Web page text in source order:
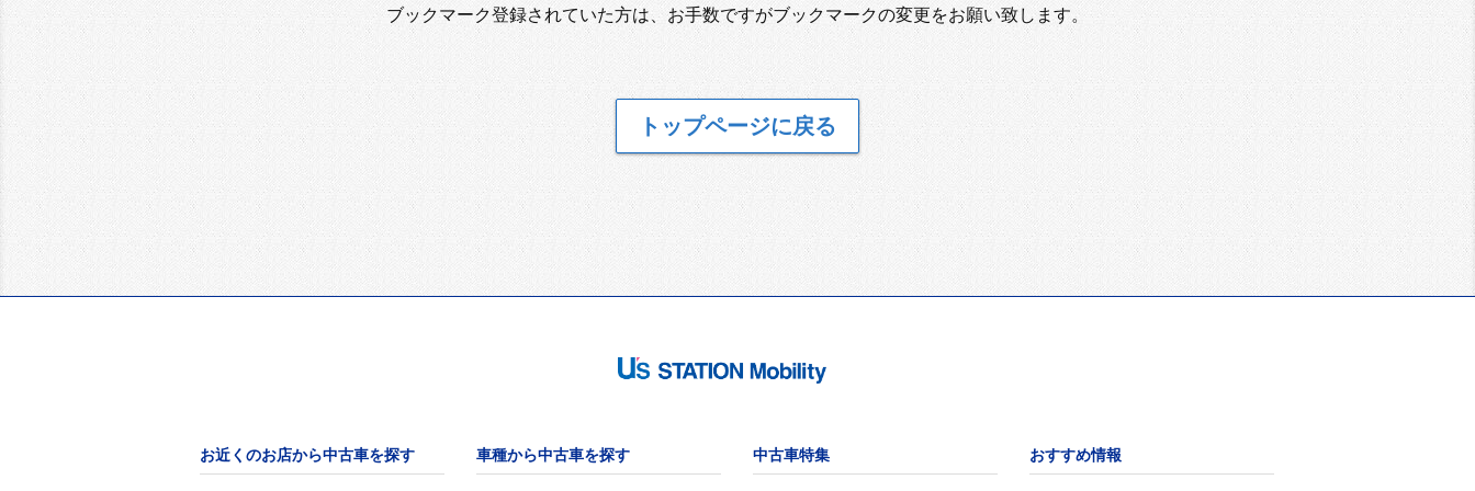
ブックマーク登録されていた方は、お手数ですがブックマークの変更をお願い致します。
トップページに戻る
お近くのお店から中古車を探す 車種から中古車を探す 中古車特集 おすすめ情報